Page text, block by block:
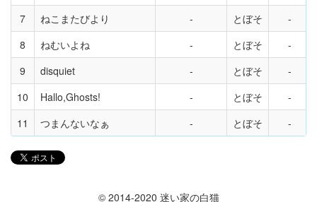
7
ねこまたびより とぼそ
8
ねむいよね とぼそ
9
disquiet とぼそ
10
Hallo,Ghosts! とぼそ
11
つまんないなぁ とぼそ
© 2014-2020 迷い家の白猫